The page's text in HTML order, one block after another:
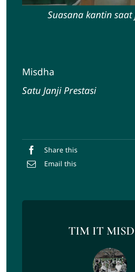
Suasana kantin
Misdha
Satu Janji Prestasi
Share this
Email this
TIM IT